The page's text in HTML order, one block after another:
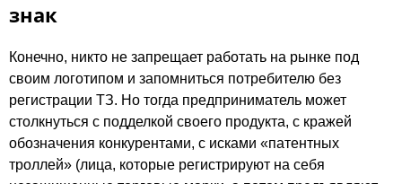
знак
Конечно, никто не запрещает работать на рынке под
своим логотипом и запомниться потребителю без
регистрации ТЗ. Но тогда предприниматель может
столкнуться с подделкой своего продукта, с кражей
обозначения конкурентами, с исками «патентных
троллей» (лица, которые регистрируют на себя